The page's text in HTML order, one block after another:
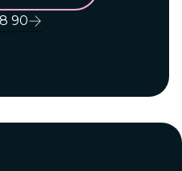
90